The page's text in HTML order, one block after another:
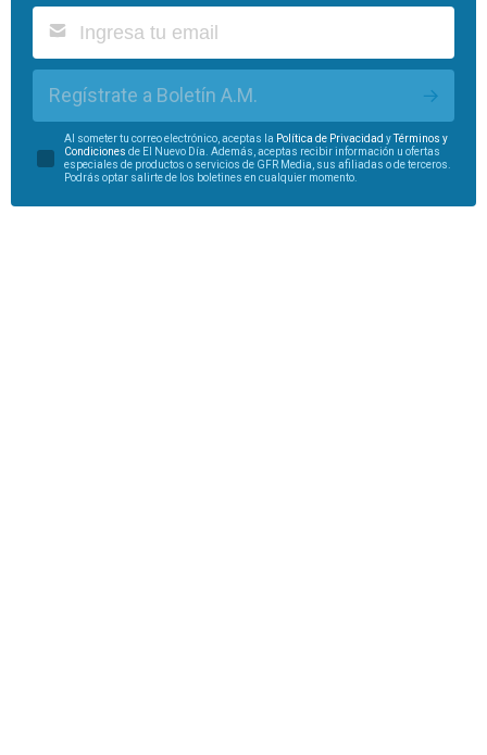
Regístrate a Boletín A.M.
Al someter tu correo electrónico, aceptas la Política de Privacidad yTérminos y
Condiciones de El Nuevo Día. Además, aceptas recibir información u ofertas
especiales de productos o servicios de GFR Media, sus afiliadas o de terceros.
Podrás optar salirte de los boletines en cualquier momento.